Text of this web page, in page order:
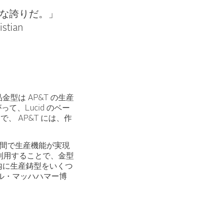
誇りだ。」
型は AP&T の生産
て、Lucid のベー
、 AP&T には、作
で生産機能が実現
用することで、金型
生産鋳型をいくつ
・マッハハマー博